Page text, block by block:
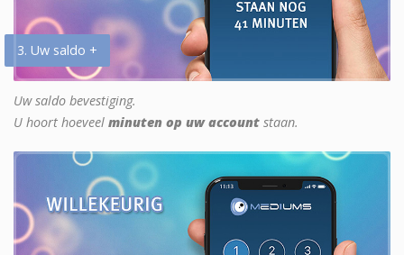
3. Uw saldo +
Uw saldo bevestiging.
U hoort hoeveel minuten op uw account staan.